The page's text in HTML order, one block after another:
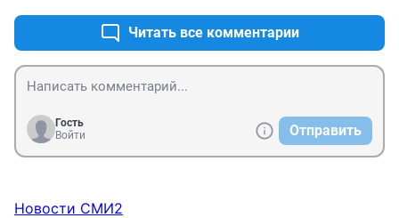
Читать все комментарии
Гость
Войти
Отправить
Новости СМИ2